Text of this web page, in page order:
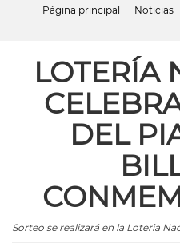
ayuda
la
navegación
Página principal Noticias
LOTERÍA
DEL
Sorteo se realizará en la Loteria